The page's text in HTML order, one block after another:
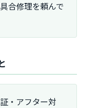
合修理を頼んで
・アフター対